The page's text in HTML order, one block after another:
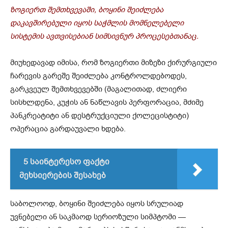
ზოგიერთ შემთხვევაში, ბოყინი შეიძლება
დაკავშირებული იყოს საჭმლის მომნელებელი
სისტემის ავთვისებიან სიმსივნურ პროცესებთანაც.
მიუხედავად იმისა, რომ ზოგიერთი მიზეზი ქირურგიული
ჩარევის გარეშე შეიძლება კონტროლდებოდეს,
გარკვეულ შემთხვევებში (მაგალითად, ძლიერი
სისხლდენა, კუჭის ან ნაწლავის პერფორაცია, მძიმე
პანკრეატიტი ან დესტრუქციული ქოლეცისტიტი)
ოპერაცია გარდაუვალი ხდება.
5 საინტერესო ფაქტი
მეხსიერების შესახებ
საბოლოოდ, ბოყინი შეიძლება იყოს სრულიად
უვნებელი ან საკმაოდ სერიოზული სიმპტომი —